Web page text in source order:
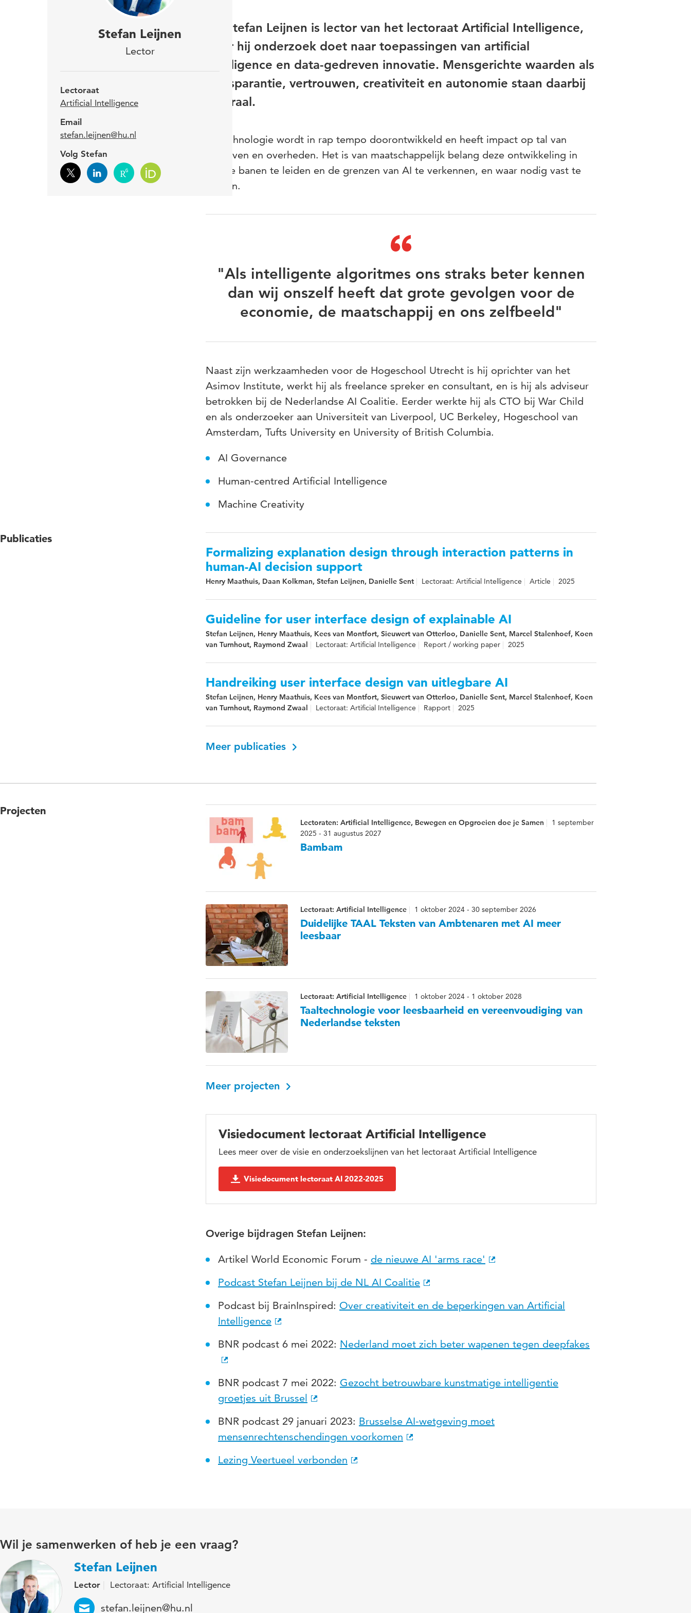
Stefan Leijnen
Lector
Lectoraat
Artificial Intelligence
Email
stefan.leijnen@hu.nl
Volg Stefan
Dr. Stefan Leijnen is lector van het lectoraat Artificial Intelligence,
waar hij onderzoek doet naar toepassingen van artificial
intelligence en data-gedreven innovatie. Mensgerichte waarden als
transparantie, vertrouwen, creativiteit en autonomie staan daarbij
centraal.
AI technologie wordt in rap tempo doorontwikkeld en heeft impact op tal van
bedrijven en overheden. Het is van maatschappelijk belang deze ontwikkeling in
goede banen te leiden en de grenzen van AI te verkennen, en waar nodig vast te
leggen.
"Als intelligente algoritmes ons straks beter kennen
dan wij onszelf heeft dat grote gevolgen voor de
economie, de maatschappij en ons zelfbeeld"
Naast zijn werkzaamheden voor de Hogeschool Utrecht is hij oprichter van het
Asimov Institute, werkt hij als freelance spreker en consultant, en is hij als adviseur
betrokken bij de Nederlandse AI Coalitie. Eerder werkte hij als CTO bij War Child
en als onderzoeker aan Universiteit van Liverpool, UC Berkeley, Hogeschool van
Amsterdam, Tufts University en University of British Columbia.
AI Governance
Human-centred Artificial Intelligence
Machine Creativity
Publicaties
Formalizing explanation design through interaction patterns in
human-AI decision support
Henry Maathuis, Daan Kolkman, Stefan Leijnen, Danielle Sent Lectoraat: Artificial Intelligence Article 2025
Guideline for user interface design of explainable AI
Stefan Leijnen, Henry Maathuis, Kees van Montfort, Sieuwert van Otterloo, Danielle Sent, Marcel Stalenhoef, Koen
van Turnhout, Raymond Zwaal
Lectoraat: Artificial Intelligence Report / working paper 2025
Handreiking user interface design van uitlegbare AI
Stefan Leijnen, Henry Maathuis, Kees van Montfort, Sieuwert van Otterloo, Danielle Sent, Marcel Stalenhoef, Koen
van Turnhout, Raymond Zwaal
Lectoraat: Artificial Intelligence Rapport 2025
Meer publicaties
Projecten
Lectoraten: Artificial Intelligence, Bewegen en Opgroeien doe je Samen
1 september
2025 - 31 augustus 2027
Bambam
Lectoraat: Artificial Intelligence 1 oktober 2024 - 30 september 2026
Duidelijke TAAL Teksten van Ambtenaren met AI meer
leesbaar
Lectoraat: Artificial Intelligence 1 oktober 2024 - 1 oktober 2028
Taaltechnologie voor leesbaarheid en vereenvoudiging van
Nederlandse teksten
Meer projecten
Visiedocument lectoraat Artificial Intelligence
Lees meer over de visie en onderzoekslijnen van het lectoraat Artificial Intelligence
Visiedocument lectoraat AI 2022-2025
Overige bijdragen Stefan Leijnen:
Artikel World Economic Forum - de nieuwe AI 'arms race'
Podcast Stefan Leijnen bij de NL AI Coalitie
Podcast bij BrainInspired: Over creativiteit en de beperkingen van Artificial
Intelligence
BNR podcast 6 mei 2022: Nederland moet zich beter wapenen tegen deepfakes
BNR podcast 7 mei 2022: Gezocht betrouwbare kunstmatige intelligentie
groetjes uit Brussel
BNR podcast 29 januari 2023: Brusselse AI-wetgeving moet
mensenrechtenschendingen voorkomen
Lezing Veertueel verbonden
Wil je samenwerken of heb je een vraag?
Stefan Leijnen
Lector Lectoraat: Artificial Intelligence
Email
stefan.leijnen@hu.nl